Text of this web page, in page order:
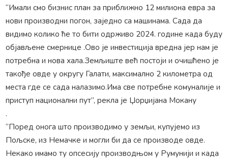
“Имали смо бизнис план за приближно 12 милиона евра за
нови производни погон, заједно са машинама. Сада да
видимо колико ће то бити одрживо 2024. године када буду
објављене смернице .Ово је инвестиција вредна јер нам је
потребна и нова хала.Земљиште већ постоји и очишћено је
такође овде у округу Галати, максимално 2 километра од
места где се сада налазимо.Има све потребне комуналије и
приступ национални пут”, рекла је Џорџијана Мокану
.
“Поред онога што производимо у земљи, купујемо из
Пољске, из Немачке и могли би да се производе овде.
Некако имамо ту опсесију производњом у Румунији и када